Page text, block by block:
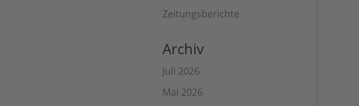
Zeitungsberichte
Archiv
Juli 2026
Mai 2026